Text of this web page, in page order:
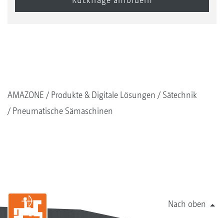
AMAZONE Produkte & Digitale Lösungen
Sätechnik
Pneumatische Sämaschinen
Nach oben